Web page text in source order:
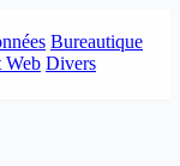
Bureautique
Web Divers